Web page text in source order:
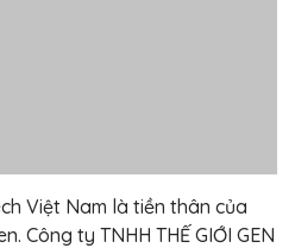
Việt Nam là tiền thân của
Công ty TNHH THẾ GIỚI GEN